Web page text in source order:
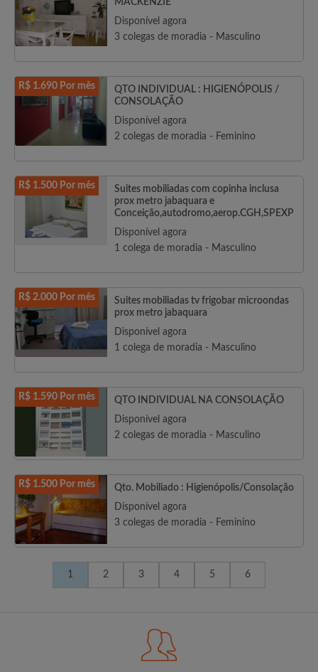
MACKENZIE
Disponível agora
3 colegas de moradia - Masculino
R$ 1.690 Por mês
QTO INDIVIDUAL : HIGIENÓPOLIS /
CONSOLAÇÃO
Disponível agora
2 colegas de moradia - Feminino
R$ 1.500 Por mês
Suites mobiliadas com copinha inclusa
prox metro jabaquara e
Conceição,autodromo,aerop.CGH,SPEXP
Disponível agora
1 colega de moradia - Masculino
R$ 2.000 Por mês
Suites mobiliadas tv frigobar microondas
prox metro jabaquara
Disponível agora
1 colega de moradia - Masculino
R$ 1.590 Por mês
QTO INDIVIDUAL NA CONSOLAÇÃO
Disponível agora
2 colegas de moradia - Masculino
R$ 1.500 Por mês
Qto. Mobiliado : Higienópolis/Consolação
Disponível agora
3 colegas de moradia - Feminino
1 2 3 4 5 6